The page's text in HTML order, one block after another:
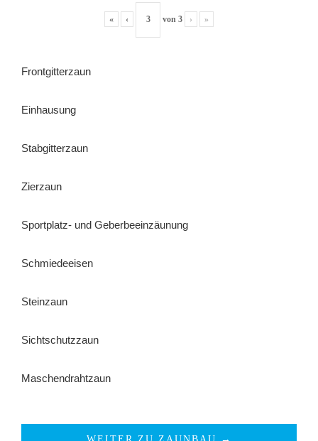
« ‹ von 3 › »
Frontgitterzaun
Einhausung
Stabgitterzaun
Zierzaun
Sportplatz- und Geberbeeinzäunung
Schmiedeeisen
Steinzaun
Sichtschutzzaun
Maschendrahtzaun